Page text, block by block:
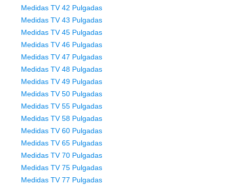
Medidas TV 42 Pulgadas
Medidas TV 43 Pulgadas
Medidas TV 45 Pulgadas
Medidas TV 46 Pulgadas
Medidas TV 47 Pulgadas
Medidas TV 48 Pulgadas
Medidas TV 49 Pulgadas
Medidas TV 50 Pulgadas
Medidas TV 55 Pulgadas
Medidas TV 58 Pulgadas
Medidas TV 60 Pulgadas
Medidas TV 65 Pulgadas
Medidas TV 70 Pulgadas
Medidas TV 75 Pulgadas
Medidas TV 77 Pulgadas